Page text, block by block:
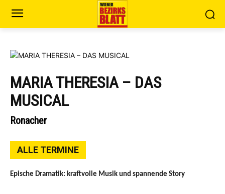
MARIA THERESIA – DAS
MUSICAL
Ronacher
ALLE TERMINE
Epische Dramatik: kraftvolle Musik und spannende Story